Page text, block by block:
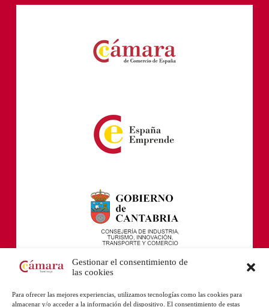
Gestionar el consentimiento de
las cookies
Para ofrecer las mejores experiencias, utilizamos tecnologías como las cookies para
almacenar y/o acceder a la información del dispositivo. El consentimiento de estas